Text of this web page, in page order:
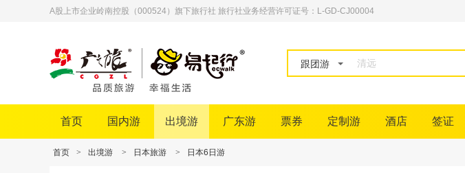
A股上市企业岭南控股（000524）旗下旅行社 旅行社业务经营许可证号：L-GD-CJ00004
跟团游
首页 国内游 出境游 广东游 票券 定制游 酒店 签证
首页 > 出境游 > 日本旅游 > 日本6日游